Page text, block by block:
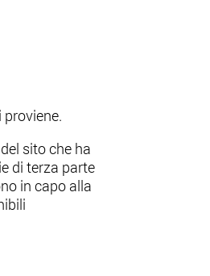
proviene.
sito che ha
di terza parte
in capo alla